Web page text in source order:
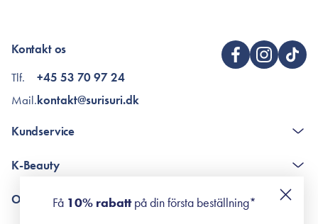
Kontakt os
Tlf.
Mail.
+45 53 70 97 24
kontakt@surisuri.dk
Kundservice
Poängshop - frågor och svar
K-Beauty
Retinol för nybörjare
Om Surisuri
Få 10% rabattpå din första beställning*